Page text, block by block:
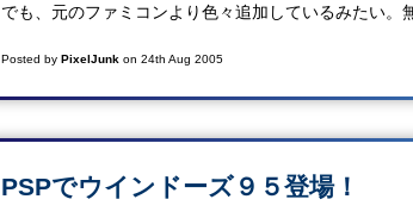
でも、元のファミコンより色々追加しているみたい。
Posted byPixelJunk on24th Aug 2005
PSPでウインドーズ９５登場！